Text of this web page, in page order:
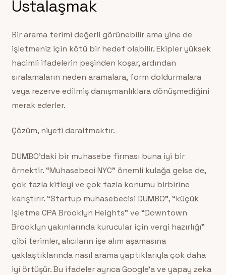
Ustalaşmak
Bir arama terimi değerli görünebilir ama yine de
işletmeniz için kötü bir hedef olabilir. Ekipler yüksek
hacimli ifadelerin peşinden koşar, ardından
sıralamaların neden aramalara, form doldurmalara
veya rezerve edilmiş danışmanlıklara dönüşmediğini
merak ederler.
Çözüm, niyeti daraltmaktır.
DUMBO’daki bir muhasebe firması buna iyi bir
örnektir. “Muhasebeci NYC” önemli kulağa gelse de,
çok fazla kitleyi ve çok fazla konumu birbirine
karıştırır. “Startup muhasebecisi DUMBO”, “küçük
işletme CPA Brooklyn Heights” ve “Downtown
Brooklyn yakınlarında kurucular için vergi hazırlığı”
gibi terimler, alıcıların işe alım aşamasına
yaklaştıklarında nasıl arama yaptıklarıyla çok daha
iyi örtüşür. Bu ifadeler ayrıca Google’a ve yapay zeka